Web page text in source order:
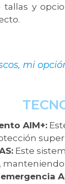
y
mi
AIM+:
Este